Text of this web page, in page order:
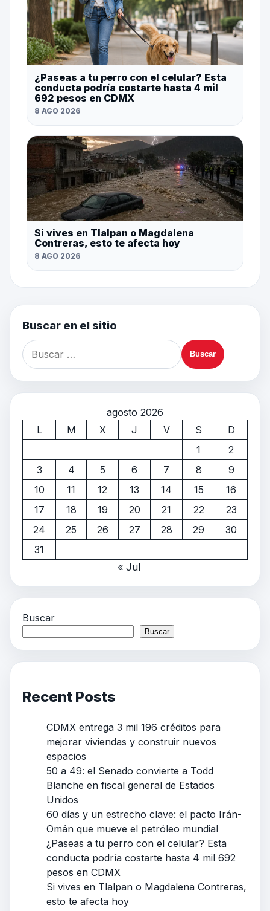
¿Paseas a tu perro con el celular? Esta
conducta podría costarte hasta 4 mil
692 pesos en CDMX
8 AGO 2026
Si vives en Tlalpan o Magdalena
Contreras, esto te afecta hoy
8 AGO 2026
Buscar en el sitio
agosto 2026
L
M X J V S
D
1
2
3
4 5 6 7 8
9
10
11 12 13 14 15
16
17
18 19 20 21 22
23
24
25 26 27 28 29
30
31
« Jul
Buscar
Buscar
Recent Posts
CDMX entrega 3 mil 196 créditos para
mejorar viviendas y construir nuevos
espacios
50 a 49: el Senado convierte a Todd
Blanche en fiscal general de Estados
Unidos
60 días y un estrecho clave: el pacto Irán-
Omán que mueve el petróleo mundial
¿Paseas a tu perro con el celular? Esta
conducta podría costarte hasta 4 mil 692
pesos en CDMX
Si vives en Tlalpan o Magdalena Contreras,
esto te afecta hoy